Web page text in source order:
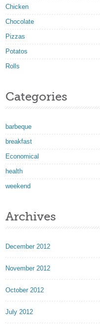
Chicken
Chocolate
Pizzas
Potatos
Rolls
Categories
barbeque
breakfast
Economical
health
weekend
Archives
December 2012
November 2012
October 2012
July 2012